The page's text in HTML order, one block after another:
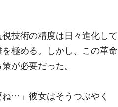
技術の精度は日々進化して
極める。しかし、この革命
が必要だった。
ね…」彼女はそうつぶやく